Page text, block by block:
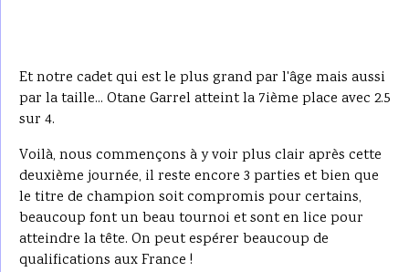
Et notre cadet qui est le plus grand par l'âge mais aussi
par la taille... Otane Garrel atteint la 7ième place avec 2.5
sur 4.
Voilà, nous commençons à y voir plus clair après cette
deuxième journée, il reste encore 3 parties et bien que
le titre de champion soit compromis pour certains,
beaucoup font un beau tournoi et sont en lice pour
atteindre la tête. On peut espérer beaucoup de
qualifications aux France !